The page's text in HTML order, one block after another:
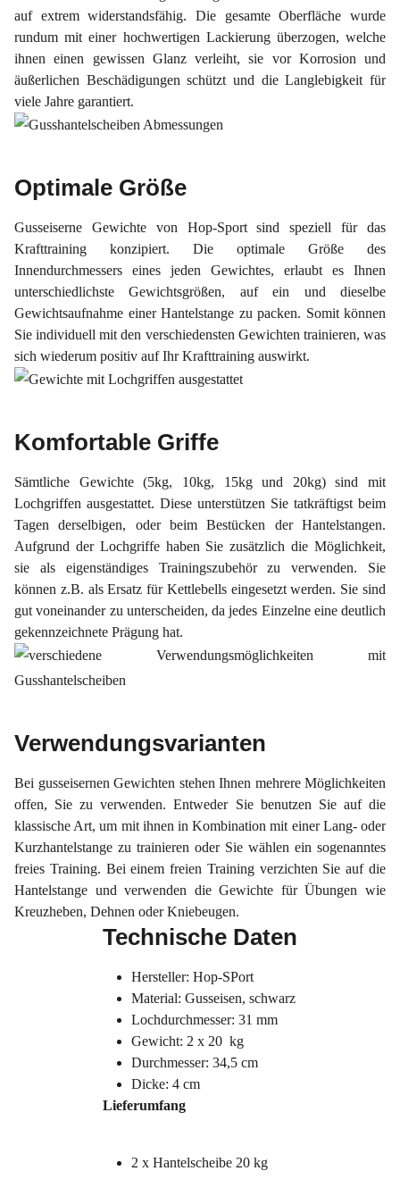
auf extrem widerstandsfähig. Die gesamte Oberfläche wurde
rundum mit einer hochwertigen Lackierung überzogen, welche
ihnen einen gewissen Glanz verleiht, sie vor Korrosion und
äußerlichen Beschädigungen schützt und die Langlebigkeit für
viele Jahre garantiert.
Optimale Größe
Gusseiserne Gewichte von Hop-Sport sind speziell für das
Krafttraining konzipiert. Die optimale Größe des
Innendurchmessers eines jeden Gewichtes, erlaubt es Ihnen
unterschiedlichste Gewichtsgrößen, auf ein und dieselbe
Gewichtsaufnahme einer Hantelstange zu packen. Somit können
Sie individuell mit den verschiedensten Gewichten trainieren, was
sich wiederum positiv auf Ihr Krafttraining auswirkt.
Komfortable Griffe
Sämtliche Gewichte (5kg, 10kg, 15kg und 20kg) sind mit
Lochgriffen ausgestattet. Diese unterstützen Sie tatkräftigst beim
Tagen derselbigen, oder beim Bestücken der Hantelstangen.
Aufgrund der Lochgriffe haben Sie zusätzlich die Möglichkeit,
sie als eigenständiges Trainingszubehör zu verwenden. Sie
können z.B. als Ersatz für Kettlebells eingesetzt werden. Sie sind
gut voneinander zu unterscheiden, da jedes Einzelne eine deutlich
gekennzeichnete Prägung hat.
Verwendungsvarianten
Bei gusseisernen Gewichten stehen Ihnen mehrere Möglichkeiten
offen, Sie zu verwenden. Entweder Sie benutzen Sie auf die
klassische Art, um mit ihnen in Kombination mit einer Lang- oder
Kurzhantelstange zu trainieren oder Sie wählen ein sogenanntes
freies Training. Bei einem freien Training verzichten Sie auf die
Hantelstange und verwenden die Gewichte für Übungen wie
Kreuzheben, Dehnen oder Kniebeugen.
Technische Daten
Hersteller: Hop-SPort
Material: Gusseisen, schwarz
Lochdurchmesser: 31 mm
Gewicht: 2 x 20 kg
Durchmesser: 34,5 cm
Dicke: 4 cm
Lieferumfang
2 x Hantelscheibe 20 kg